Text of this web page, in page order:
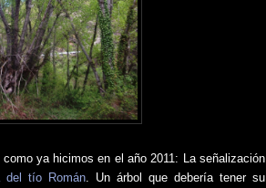
ya hicimos en el año 2011: La señalización
del tío Román . Un árbol que debería tener su